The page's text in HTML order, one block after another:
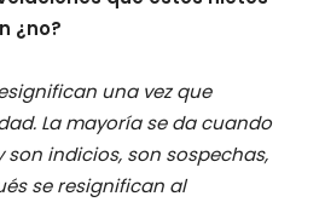
¿no?
una vez que
La mayoría se da cuando
son indicios, son sospechas,
se resignifican al